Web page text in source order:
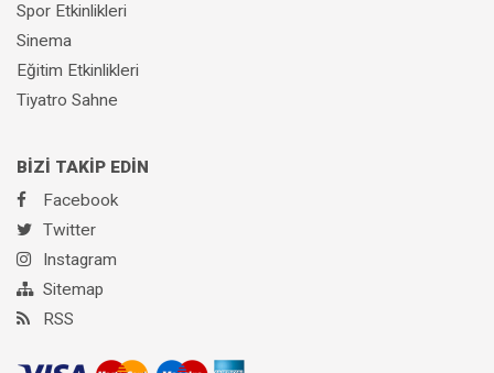
Spor Etkinlikleri
Sinema
Eğitim Etkinlikleri
Tiyatro Sahne
BİZİ TAKİP EDİN
Facebook
Twitter
Instagram
Sitemap
RSS